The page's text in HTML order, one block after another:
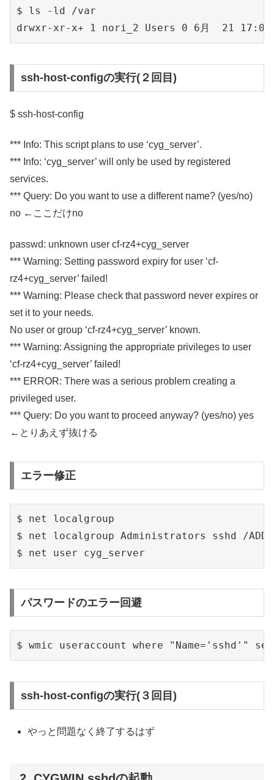
$ ls -ld /var
ssh-host-configの実行(２回目)
$ ssh-host-config
*** Info: This script plans to use ‘cyg_server’.
*** Info: ‘cyg_server’ will only be used by registered
services.
*** Query: Do you want to use a different name? (yes/no)
no ←ここだけno
passwd: unknown user cf-rz4+cyg_server
*** Warning: Setting password expiry for user ‘cf-
rz4+cyg_server’ failed!
*** Warning: Please check that password never expires or
set it to your needs.
No user or group ‘cf-rz4+cyg_server’ known.
*** Warning: Assigning the appropriate privileges to user
‘cf-rz4+cyg_server’ failed!
*** ERROR: There was a serious problem creating a
privileged user.
*** Query: Do you want to proceed anyway? (yes/no) yes
←とりあえず抜ける
エラー修正
$ net localgroup
$ net localgroup Administrators sshd /ADD
パスワードのエラー回避
ssh-host-configの実行(３回目)
やっと問題なく終了するはず